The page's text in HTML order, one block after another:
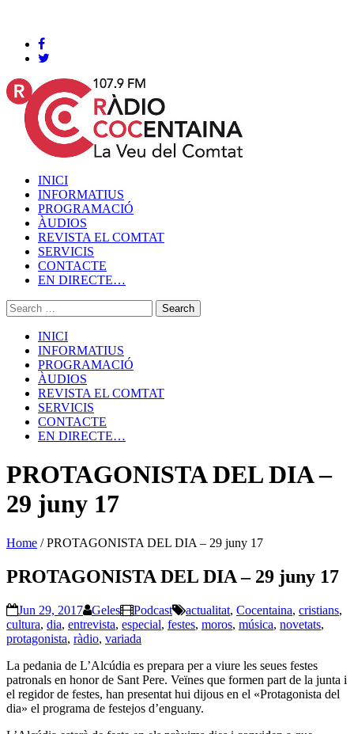
INICI
INFORMATIUS
PROGRAMACIÓ
ÀUDIOS
REVISTA EL COMTAT
SERVICIS
CONTACTE
EN DIRECTE…
INICI
INFORMATIUS
PROGRAMACIÓ
ÀUDIOS
REVISTA EL COMTAT
SERVICIS
CONTACTE
EN DIRECTE…
PROTAGONISTA DEL DIA –
29 juny 17
Home /PROTAGONISTA DEL DIA – 29 juny 17
PROTAGONISTA DEL DIA – 29 juny 17
Jun 29, 2017 Geles Podcast actualitat, Cocentaina, cristians,
cultura, dia, entrevista, especial, festes, moros, música, novetats,
protagonista, ràdio, variada
La pedania de L’Alcúdia es prepara per a viure les seues festes
patronals en honor de Sant Pere. Veïnes que formen part de la junta i
el regidor de festes, han presentat hui dijous en el «Protagonista del
dia» el programa de festejos d’enguany.